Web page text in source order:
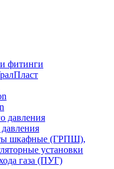
фитинги
давления
шкафные (ГРПШ),
установки
газа (ПУГ)